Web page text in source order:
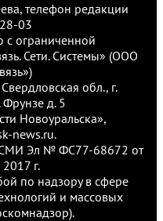
телефон редакции
03
с ограниченной
Сети. Системы» (ООО
обл., г.
Фрунзе д. 5
Новоуральска»,
news.ru.
СМИ Эл № ФС77-68672 от
г.
по надзору в сфере
и массовых